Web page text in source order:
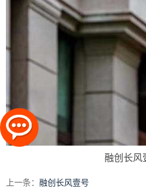
融创长风
上一条： 融创长风壹号